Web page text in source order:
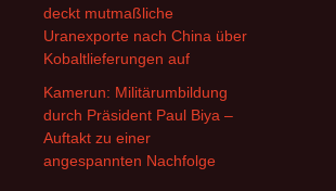
deckt mutmaßliche
Uranexporte nach China über
Kobaltlieferungen auf
Kamerun: Militärumbildung
durch Präsident Paul Biya –
Auftakt zu einer
angespannten Nachfolge